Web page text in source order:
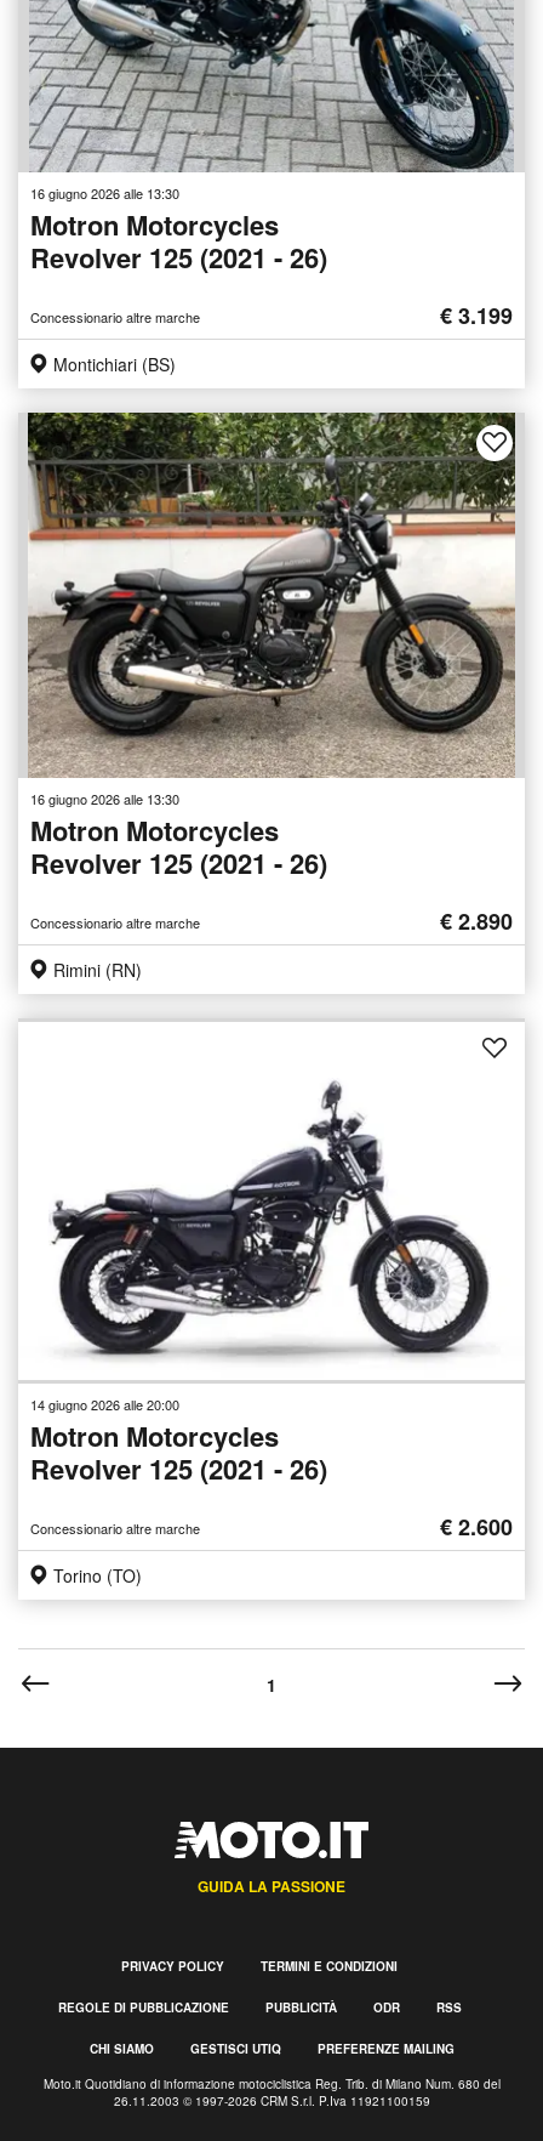
16 giugno 2026 alle 13:30
Motron Motorcycles
Revolver 125 (2021 - 26)
Concessionario altre marche € 3.199
Montichiari (BS)
16 giugno 2026 alle 13:30
Motron Motorcycles
Revolver 125 (2021 - 26)
Concessionario altre marche € 2.890
Rimini (RN)
14 giugno 2026 alle 20:00
Motron Motorcycles
Revolver 125 (2021 - 26)
Concessionario altre marche € 2.600
Torino (TO)
1
GUIDA LA PASSIONE
PRIVACY POLICY TERMINI E CONDIZIONI
REGOLE DI PUBBLICAZIONE PUBBLICITÀ ODR RSS
CHI SIAMO GESTISCI UTIQ PREFERENZE MAILING
Moto.it Quotidiano di informazione motociclistica Reg. Trib. di Milano Num. 680 del
26.11.2003 © 1997-2026 CRM S.r.l. P.Iva 11921100159